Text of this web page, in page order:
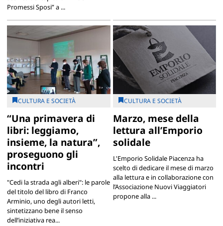
Promessi Sposi” a ...
CULTURA E SOCIETÀ
“Una primavera di
libri: leggiamo,
insieme, la natura”,
proseguono gli
incontri
"Cedi la strada agli alberi": le parole
del titolo del libro di Franco
Arminio, uno degli autori letti,
sintetizzano bene il senso
dell’iniziativa rea...
CULTURA E SOCIETÀ
Marzo, mese della
lettura all’Emporio
solidale
L'Emporio Solidale Piacenza ha
scelto di dedicare il mese di marzo
alla lettura e in collaborazione con
l’Associazione Nuovi Viaggiatori
propone alla ...